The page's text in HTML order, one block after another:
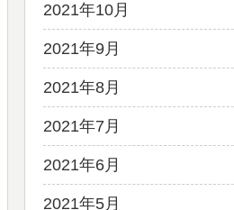
2021年10月
2021年9月
2021年8月
2021年7月
2021年6月
2021年5月